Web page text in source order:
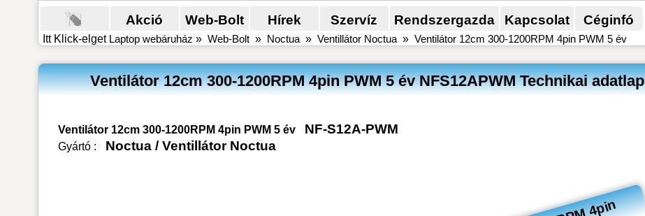
Akció Web-Bolt Hírek Szervíz Rendszergazda Kapcsolat Céginfó
Itt Klick-elget Laptop webáruház » Web-Bolt» Noctua» Ventillátor Noctua» Ventilátor 12cm 300-1200RPM 4pin PWM 5 év
Ventilátor 12cm 300-1200RPM 4pin PWM 5 év NFS12APWM Technikai adatlap
Ventilátor 12cm 300-1200RPM 4pin PWM 5 év NF-S12A-PWM
Gyártó : Noctua/ Ventillátor Noctua